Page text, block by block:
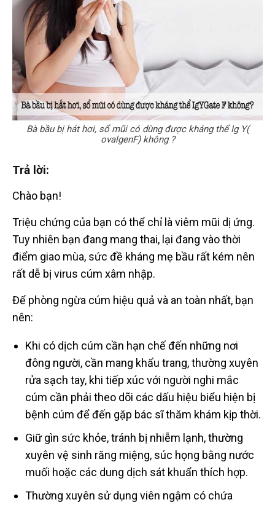
Bà bầu bị hát hơi, sổ mũi có dùng được kháng thể Ig Y(
ovalgenF) không ?
Trả lời:
Chào bạn!
Triệu chứng của bạn có thể chỉ là viêm mũi dị ứng.
Tuy nhiên bạn đang mang thai, lại đang vào thời
điểm giao mùa, sức đề kháng mẹ bầu rất kém nên
rất dễ bị virus cúm xâm nhập.
Để phòng ngừa cúm hiệu quả và an toàn nhất, bạn
nên:
Khi có dịch cúm cần hạn chế đến những nơi
đông người, cần mang khẩu trang, thường xuyên
rửa sạch tay, khi tiếp xúc với người nghi mắc
cúm cần phải theo dõi các dấu hiệu biểu hiện bị
bệnh cúm để đến gặp bác sĩ thăm khám kịp thời.
Giữ gìn sức khỏe, tránh bị nhiễm lạnh, thường
xuyên vệ sinh răng miệng, súc họng bằng nước
muối hoặc các dung dịch sát khuẩn thích hợp.
Thường xuyên sử dụng viên ngậm có chứa